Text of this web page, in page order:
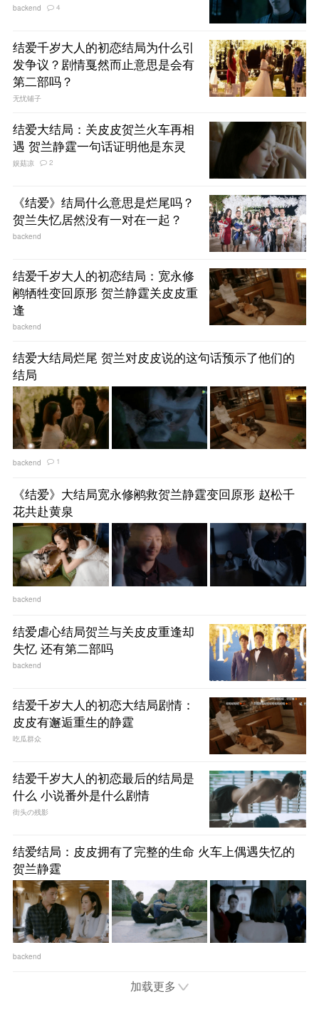
backend 4
结爱千岁大人的初恋结局为什么引
发争议？剧情戛然而止意思是会有
第二部吗？
无忧铺子
结爱大结局：关皮皮贺兰火车再相
遇 贺兰静霆一句话证明他是东灵
娱菇凉 2
《结爱》结局什么意思是烂尾吗？
贺兰失忆居然没有一对在一起？
backend
结爱千岁大人的初恋结局：宽永修
鹇牺牲变回原形 贺兰静霆关皮皮重
逢
backend
结爱大结局烂尾 贺兰对皮皮说的这句话预示了他们的
结局
backend 1
《结爱》大结局宽永修鹇救贺兰静霆变回原形 赵松千
花共赴黄泉
backend
结爱虐心结局贺兰与关皮皮重逢却
失忆 还有第二部吗
backend
结爱千岁大人的初恋大结局剧情：
皮皮有邂逅重生的静霆
吃瓜群众
结爱千岁大人的初恋最后的结局是
什么 小说番外是什么剧情
街头の残影
结爱结局：皮皮拥有了完整的生命 火车上偶遇失忆的
贺兰静霆
backend
加载更多